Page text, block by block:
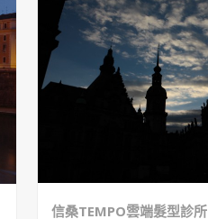
信桑TEMPO雲端髮型診所